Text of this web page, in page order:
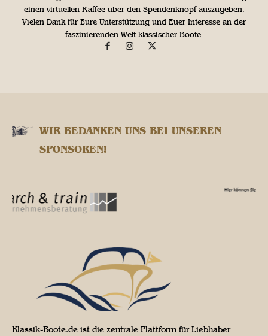
einen virtuellen Kaffee über den Spendenknopf auszugeben.
Vielen Dank für Eure Unterstützung und Euer Interesse an der
faszinierenden Welt klassischer Boote.
WIR BEDANKEN UNS BEI UNSEREN
SPONSOREN!
Klassik-Boote.de ist die zentrale Plattform für Liebhaber